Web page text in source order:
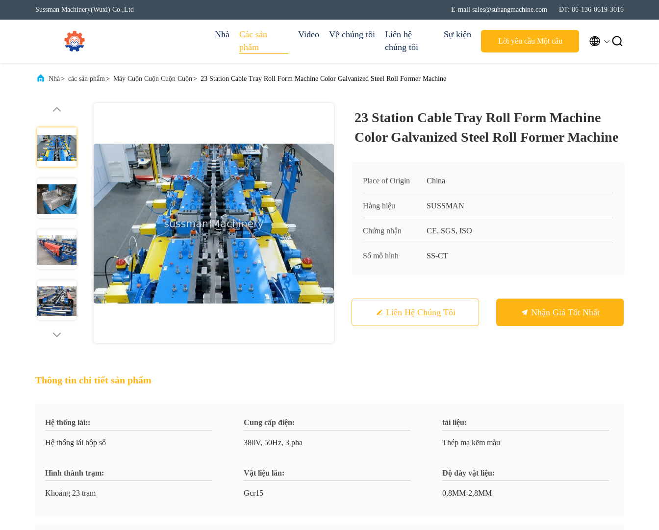
Sussman Machinery(Wuxi) Co.,Ltd E-mail sales@suhangmachine.com ĐT: 86-136-0619-3016
Nhà
Các sản
phẩm
Video Về chúng tôi
Liên hệ
chúng tôi
Sự kiện
Lời yêu cầu Một câu  
Nhà> các sản phẩm> Máy Cuộn Cuộn Cuộn Cuộn> 23 Station Cable Tray Roll Form Machine Color Galvanized Steel Roll Former Machine
23 Station Cable Tray Roll Form Machine
Color Galvanized Steel Roll Former Machine
Place of Origin China
Hàng hiệu SUSSMAN
Chứng nhận CE, SGS, ISO
Số mô hình SS-CT
Liên Hệ Chúng Tôi Nhận Giá Tốt Nhất
Thông tin chi tiết sản phẩm
Hệ thống lái::
Hệ thống lái hộp số
Cung cấp điện:
380V, 50Hz, 3 pha
tài liệu:
Thép mạ kẽm màu
Hình thành trạm:
Khoảng 23 trạm
Vật liệu lăn:
Gcr15
Độ dày vật liệu:
0,8MM-2,8MM